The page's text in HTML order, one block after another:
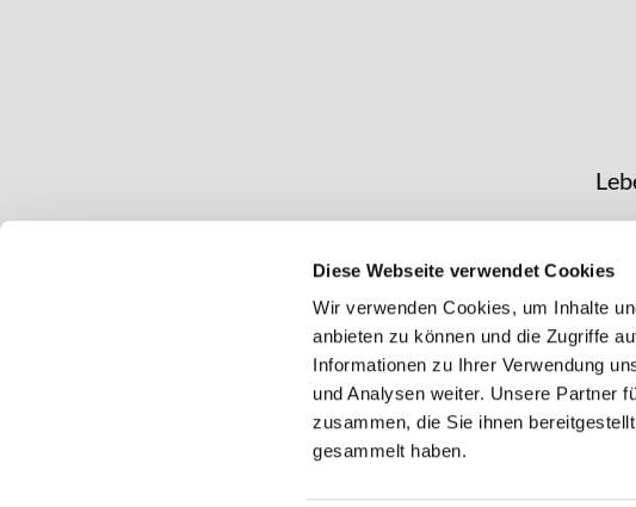
Diese Webseite verwendet Cookies
Wir verwenden Cookies, um Inhalte
anbieten zu können und die Zugriffe
Informationen zu Ihrer Verwendung
und Analysen weiter. Unsere Partner
zusammen, die Sie ihnen
gesammelt haben.